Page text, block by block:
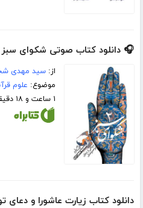
🎧 دانلود کتاب صوتی شکوای سبز 2
از:سید مهدی
موضوع: علوم
۱ ساعت و ۱۸ دقیقه
دانلود کتاب زیارت عاشورا و دعای